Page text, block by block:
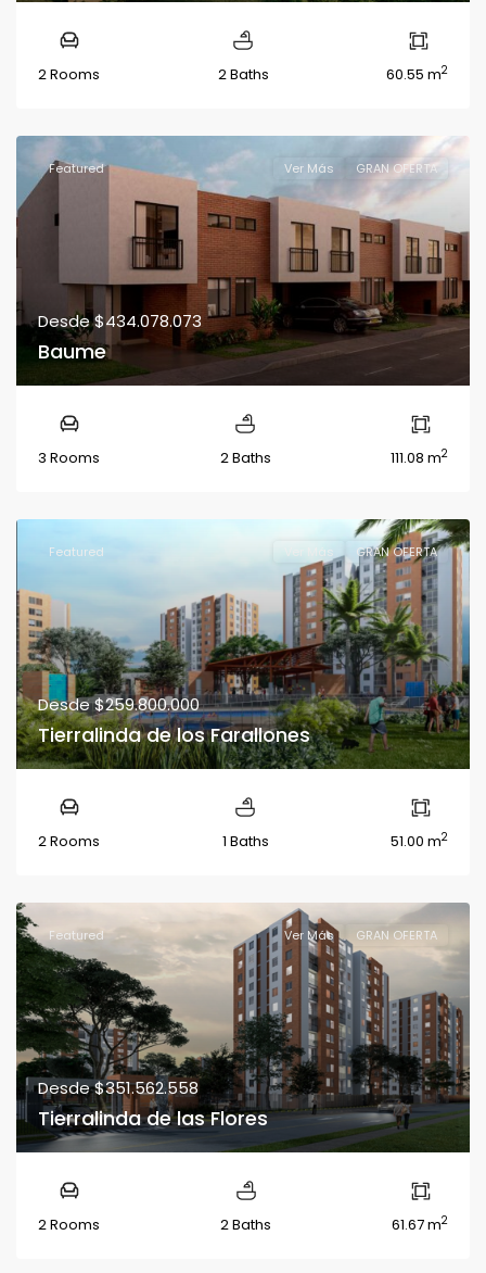
2 Rooms 2 Baths 60.55 m2
Featured Ver Más GRAN OFERTA
Desde$434.078.073
Baume
3 Rooms 2 Baths 111.08 m2
Featured Ver Más GRAN OFERTA
Desde$259.800.000
Tierralinda de los Farallones
2 Rooms 1 Baths 51.00 m2
Featured Ver Más GRAN OFERTA
Desde$351.562.558
Tierralinda de las Flores
2 Rooms 2 Baths 61.67 m2